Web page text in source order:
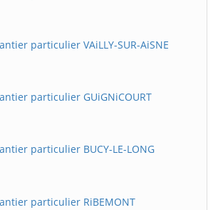
particulier VAiLLY-SUR-AiSNE
particulier GUiGNiCOURT
particulier BUCY-LE-LONG
particulier RiBEMONT